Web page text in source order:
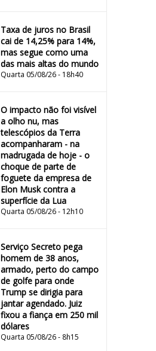
Taxa de juros no Brasil
cai de 14,25% para 14%,
mas segue como uma
das mais altas do mundo
Quarta 05/08/26 - 18h40
O impacto não foi visível
a olho nu, mas
telescópios da Terra
acompanharam - na
madrugada de hoje - o
choque de parte de
foguete da empresa de
Elon Musk contra a
superfície da Lua
Quarta 05/08/26 - 12h10
Serviço Secreto pega
homem de 38 anos,
armado, perto do campo
de golfe para onde
Trump se dirigia para
jantar agendado. Juiz
fixou a fiança em 250 mil
dólares
Quarta 05/08/26 - 8h15